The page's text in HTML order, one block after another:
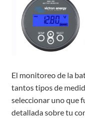
El monitoreo de la
tantos tipos de
seleccionar uno que
detallada sobre tu